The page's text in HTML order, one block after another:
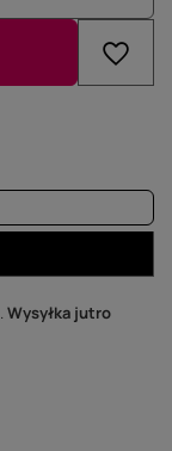
Wysyłka jutro